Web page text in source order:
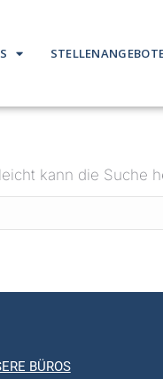
kann die Suche
BÜROS